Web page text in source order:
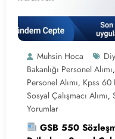
Muhsin Hoca
Bakanlığı Personel Alımı,
Personel Alımı, Kpss 60
Sosyal Çalışmacı Alımı,
Yorumlar
GSB 550